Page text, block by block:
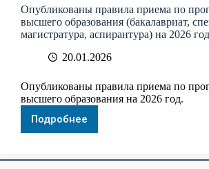
дверей
в
Медицинском
институте
Опубликованы правила приема по
высшего образования (бакалавриат,
магистратура, аспирантура) на 2026 год
20.01.2026
Опубликованы правила приема по
высшего образования на 2026 год.
ПодробнееОпубликованы
правила
по